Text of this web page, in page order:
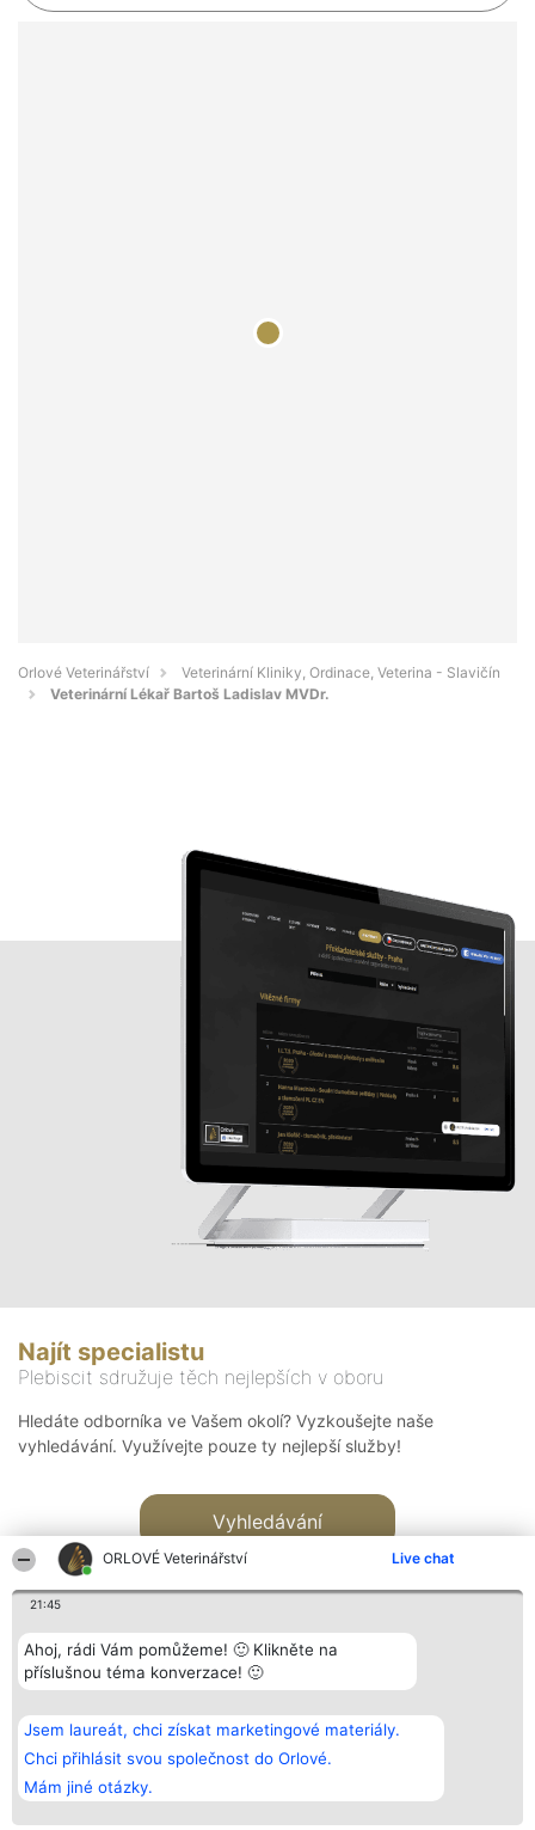
ORLOVÉ Veterinářství Live chat
21:45
Ahoj, rádi Vám pomůžeme! 🙂 Klikněte na
příslušnou téma konverzace! 🙂
Jsem laureát, chci získat marketingové materiály.
Chci přihlásit svou společnost do Orlové.
Mám jiné otázky.
Orlové Veterinářství
Veterinární Kliniky, Ordinace, Veterina - Slavičín
Veterinární Lékař Bartoš Ladislav MVDr.
Najít specialistu
Plebiscit sdružuje těch nejlepších v oboru
Hledáte odborníka ve Vašem okolí? Vyzkoušejte naše
vyhledávání. Využívejte pouze ty nejlepší služby!
Vyhledávání
Bright Side Solutions sp. z o.
o. sp. k.
ul. Ruska 22
Wrocław 50-079
KRS 0000749100 | Regon
381313360 | NIP 8943132676
Vítězové
Seznam všech
laureátů
Zásady
Zásady
Kontakt